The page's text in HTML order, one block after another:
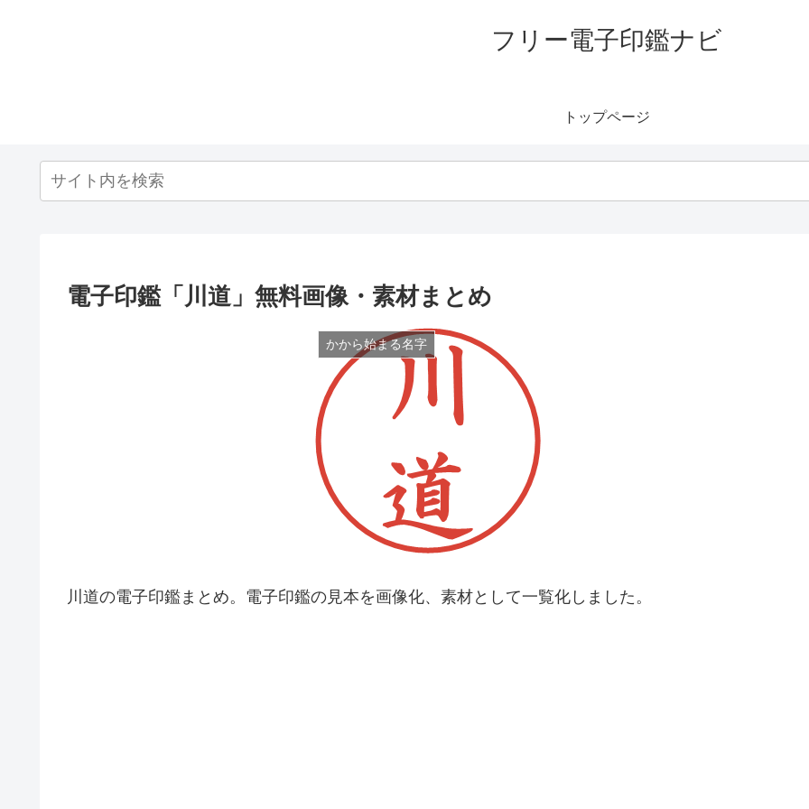
フリー電子印鑑ナビ
トップページ
電子印鑑「川道」無料画像・素材まとめ
かから始まる名字
川道の電子印鑑まとめ。電子印鑑の見本を画像化、素材として一覧化しました。